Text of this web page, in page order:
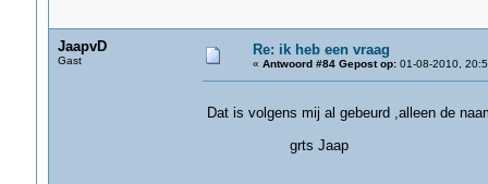
JaapvD
Gast
Re: ik heb een vraag
« Antwoord #84 Gepost op:01-08-2010,
Dat is volgens mij al gebeurd ,alleen de
grts Jaap